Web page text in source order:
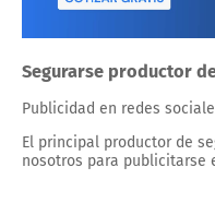
Segurarse productor
Publicidad en redes
El principal productor de
nosotros para publicitarse